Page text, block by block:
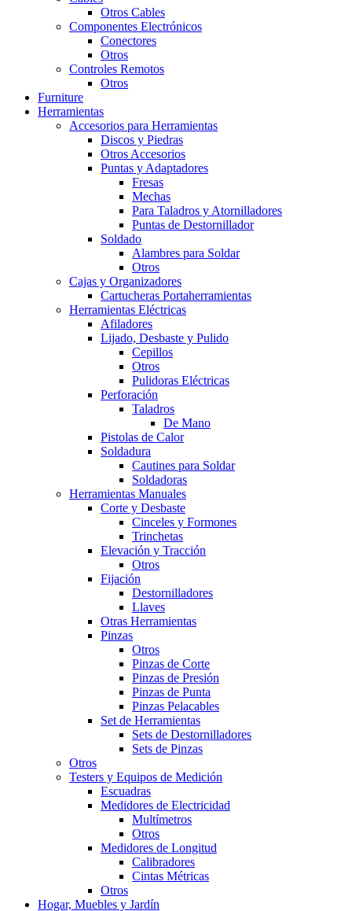
Otros Cables
Componentes Electrónicos
Conectores
Otros
Controles Remotos
Otros
Furniture
Herramientas
Accesorios para Herramientas
Discos y Piedras
Otros Accesorios
Puntas y Adaptadores
Fresas
Mechas
Para Taladros y Atornilladores
Puntas de Destornillador
Soldado
Alambres para Soldar
Otros
Cajas y Organizadores
Cartucheras Portaherramientas
Herramientas Eléctricas
Afiladores
Lijado, Desbaste y Pulido
Cepillos
Otros
Pulidoras Eléctricas
Perforación
Taladros
De Mano
Pistolas de Calor
Soldadura
Cautines para Soldar
Soldadoras
Herramientas Manuales
Corte y Desbaste
Cinceles y Formones
Trinchetas
Elevación y Tracción
Otros
Fijación
Destornilladores
Llaves
Otras Herramientas
Pinzas
Otros
Pinzas de Corte
Pinzas de Presión
Pinzas de Punta
Pinzas Pelacables
Set de Herramientas
Sets de Destornilladores
Sets de Pinzas
Otros
Testers y Equipos de Medición
Escuadras
Medidores de Electricidad
Multímetros
Otros
Medidores de Longitud
Calibradores
Cintas Métricas
Otros
Hogar, Muebles y Jardín